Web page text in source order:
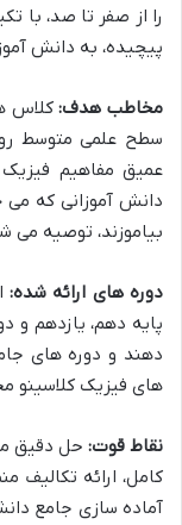
را از صفر تا صد، با
پیچیده، به دانش
مخاطب هدف:کلاس
سطح علمی متوسط
عمیق مفاهیم
دانش آموزانی که می
بیاموزند، توصیه می
دوره های ارائه شده:
پایه دهم، یازدهم و
دهند و دوره های
های فیزیک
نقاط قوت: حل دقیق
کامل، ارائه تکالیف
آماده سازی جامع